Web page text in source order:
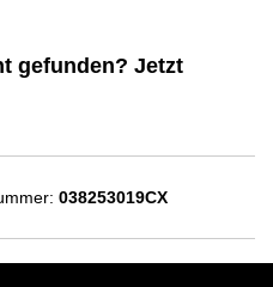
gefunden? Jetzt
038253019CX